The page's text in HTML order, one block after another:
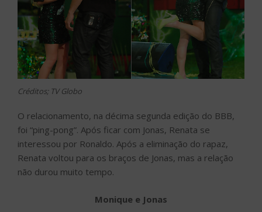
Créditos; TV Globo
O relacionamento, na décima segunda edição do BBB,
foi “ping-pong”. Após ficar com Jonas, Renata se
interessou por Ronaldo. Após a eliminação do rapaz,
Renata voltou para os braços de Jonas, mas a relação
não durou muito tempo.
Monique e Jonas